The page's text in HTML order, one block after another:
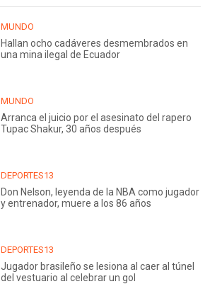
MUNDO
Hallan ocho cadáveres desmembrados en
una mina ilegal de Ecuador
MUNDO
Arranca el juicio por el asesinato del rapero
Tupac Shakur, 30 años después
DEPORTES13
Don Nelson, leyenda de la NBA como jugador
y entrenador, muere a los 86 años
DEPORTES13
Jugador brasileño se lesiona al caer al túnel
del vestuario al celebrar un gol